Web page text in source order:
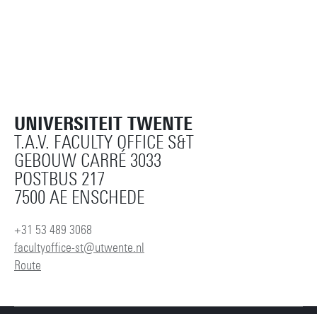
UNIVERSITEIT TWENTE
T.A.V. FACULTY OFFICE S&T
GEBOUW CARRÉ 3033
POSTBUS 217
7500 AE ENSCHEDE
+31 53 489 3068
facultyoffice-st@utwente.nl
Route